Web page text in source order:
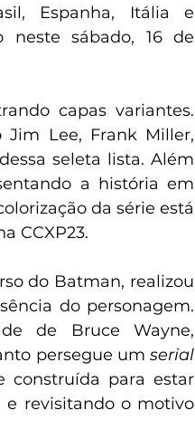
Espanha, Itália e
neste sábado, 16 de
capas variantes.
Jim Lee, Frank Miller,
seleta lista. Além
a história em
da série está
CCXP23.
do Batman, realizou
do personagem.
de Bruce Wayne,
persegue um serial
construída para estar
revisitando o motivo